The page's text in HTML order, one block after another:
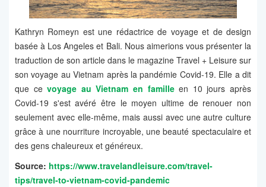
Kathryn Romeyn est une rédactrice de voyage et de design
basée à Los Angeles et Bali. Nous aimerions vous présenter la
traduction de son article dans le magazine Travel + Leisure sur
son voyage au Vietnam après la pandémie Covid-19. Elle a dit
que cevoyage au Vietnam en familleen 10 jours après
Covid-19 s'est avéré être le moyen ultime de renouer non
seulement avec elle-même, mais aussi avec une autre culture
grâce à une nourriture incroyable, une beauté spectaculaire et
des gens chaleureux et généreux.
Source: https://www.travelandleisure.com/travel-
tips/travel-to-vietnam-covid-pandemic